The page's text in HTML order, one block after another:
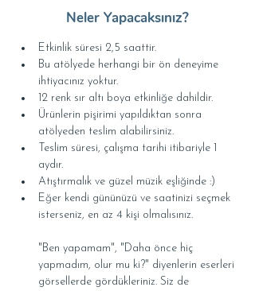
Neler Yapacaksınız?
Etkinlik süresi 2,5 saattir.
Bu atölyede herhangi bir ön deneyime
ihtiyacınız yoktur.
12 renk sır altı boya etkinliğe dahildir.
Ürünlerin pişirimi yapıldıktan sonra
atölyeden teslim alabilirsiniz.
Teslim süresi, çalışma tarihi itibariyle 1
aydır.
Atıştırmalık ve güzel müzik eşliğinde :)
Eğer kendi gününüzü ve saatinizi seçmek
isterseniz, en az 4 kişi olmalısınız.
"Ben yapamam", "Daha önce hiç
yapmadım, olur mu ki?" diyenlerin eserleri
görsellerde gördükleriniz. Siz de